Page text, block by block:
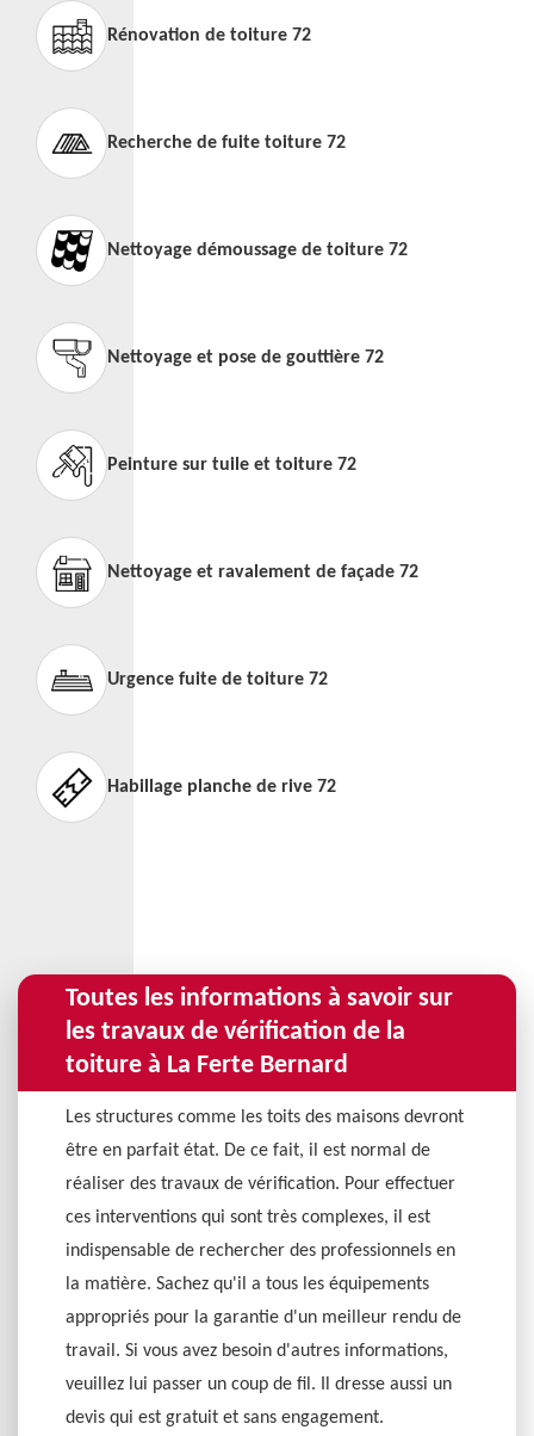
Rénovation de toiture 72
Recherche de fuite toiture 72
Nettoyage démoussage de toiture 72
Nettoyage et pose de gouttière 72
Peinture sur tuile et toiture 72
Nettoyage et ravalement de façade 72
Urgence fuite de toiture 72
Habillage planche de rive 72
Toutes les informations à savoir sur
les travaux de vérification de la
toiture à La Ferte Bernard
Les structures comme les toits des maisons devront
être en parfait état. De ce fait, il est normal de
réaliser des travaux de vérification. Pour effectuer
ces interventions qui sont très complexes, il est
indispensable de rechercher des professionnels en
la matière. Sachez qu'il a tous les équipements
appropriés pour la garantie d'un meilleur rendu de
travail. Si vous avez besoin d'autres informations,
veuillez lui passer un coup de fil. Il dresse aussi un
devis qui est gratuit et sans engagement.